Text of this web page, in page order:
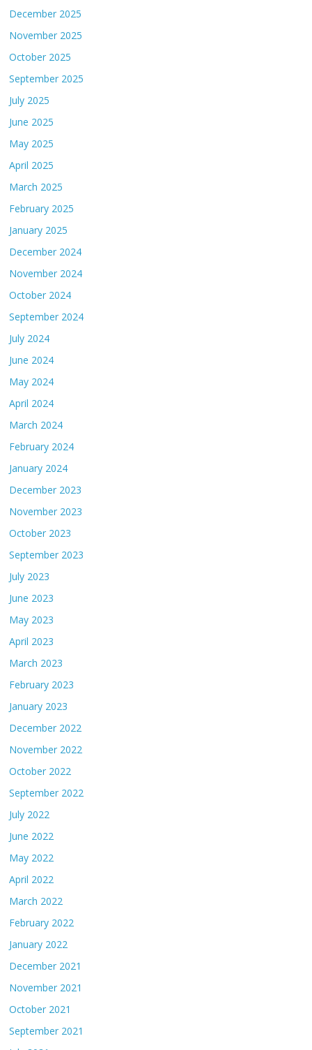
December 2025
November 2025
October 2025
September 2025
July 2025
June 2025
May 2025
April 2025
March 2025
February 2025
January 2025
December 2024
November 2024
October 2024
September 2024
July 2024
June 2024
May 2024
April 2024
March 2024
February 2024
January 2024
December 2023
November 2023
October 2023
September 2023
July 2023
June 2023
May 2023
April 2023
March 2023
February 2023
January 2023
December 2022
November 2022
October 2022
September 2022
July 2022
June 2022
May 2022
April 2022
March 2022
February 2022
January 2022
December 2021
November 2021
October 2021
September 2021